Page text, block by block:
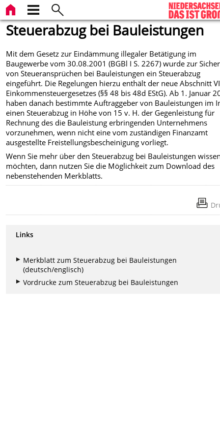
Steuerabzug bei Bauleistungen
Mit dem Gesetz zur Eindämmung illegaler Betätigung im
Baugewerbe vom 30.08.2001 (BGBl I S. 2267) wurde zur
von Steueransprüchen bei Bauleistungen ein Steuerabzug
eingeführt. Die Regelungen hierzu enthält der neue Abschnitt
Einkommensteuergesetzes (§§ 48 bis 48d EStG). Ab 1. Januar
haben danach bestimmte Auftraggeber von Bauleistungen im
einen Steuerabzug in Höhe von 15 v. H. der Gegenleistung für
Rechnung des die Bauleistung erbringenden Unternehmens
vorzunehmen, wenn nicht eine vom zuständigen Finanzamt
ausgestellte Freistellungsbescheinigung vorliegt.
Wenn Sie mehr über den Steuerabzug bei Bauleistungen
möchten, dann nutzen Sie die Möglichkeit zum Download des
nebenstehenden Merkblatts.
Links
Merkblatt zum Steuerabzug bei Bauleistungen
(deutsch/englisch)
Vordrucke zum Steuerabzug bei Bauleistungen